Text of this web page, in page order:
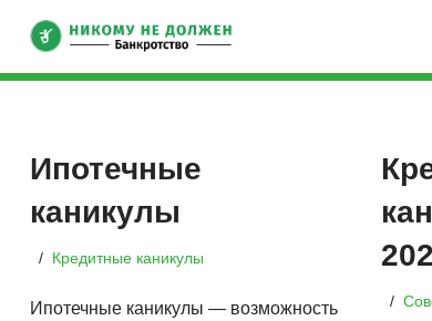
Ипотечные
каникулы
Кредитные каникулы
Ипотечные каникулы — возможность